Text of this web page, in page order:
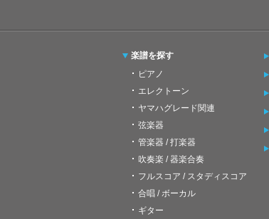
楽譜を探す
ピアノ
エレクトーン
ヤマハグレード関連
弦楽器
管楽器 / 打楽器
吹奏楽 / 器楽合奏
フルスコア / スタディスコア
合唱 / ボーカル
ギター